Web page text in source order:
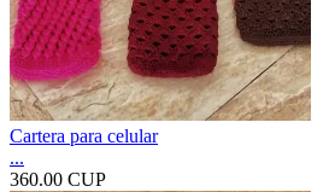
Cartera para celular
...
360.00 CUP